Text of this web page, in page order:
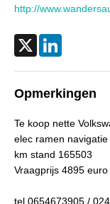
Max. trekgewicht
Verbruik snelweg
CO₂-emissie
Laksoort
http://
Opmerkingen
Te koop nette
elec ramen
km stand 165503
Vraagprijs 4895 euro
tel 0654673905 /